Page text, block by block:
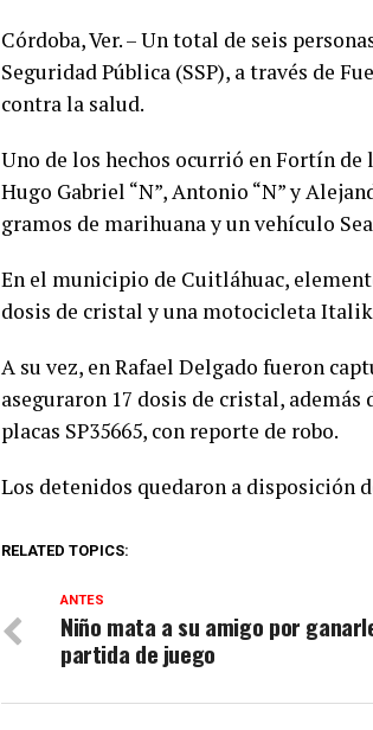
Córdoba, Ver. – Un total de seis
Seguridad Pública (SSP), a través de
contra la salud.
Uno de los hechos ocurrió en Fortín
Hugo Gabriel “N”, Antonio “N” y
gramos de marihuana y un vehículo
En el municipio de Cuitláhuac,
dosis de cristal y una motocicleta
A su vez, en Rafael Delgado fueron
aseguraron 17 dosis de cristal,
placas SP35665, con reporte de robo.
Los detenidos quedaron a disposición
RELATED TOPICS:
ANTES
Niño mata a su amigo por
partida de juego